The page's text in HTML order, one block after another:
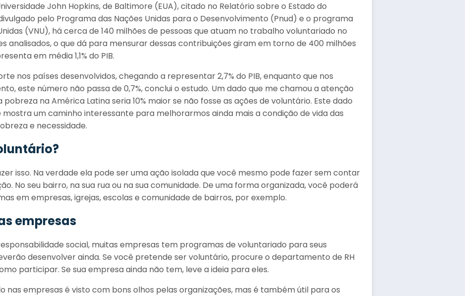
John Hopkins, de Baltimore (EUA), citado no Relatório sobre o Estado do
pelo Programa das Nações Unidas para o Desenvolvimento (Pnud) e o programa
(VNU), há cerca de 140 milhões de pessoas que atuam no trabalho voluntariado no
analisados, o que dá para mensurar dessas contribuições giram em torno de 400 milhões
em média 1,1% do PIB.
nos países desenvolvidos, chegando a representar 2,7% do PIB, enquanto que nos
este número não passa de 0,7%, conclui o estudo. Um dado que me chamou a atenção
na América Latina seria 10% maior se não fosse as ações de voluntário. Este dado
um caminho interessante para melhorarmos ainda mais a condição de vida das
e necessidade.
isso. Na verdade ela pode ser uma ação isolada que você mesmo pode fazer sem contar
No seu bairro, na sua rua ou na sua comunidade. De uma forma organizada, você poderá
em empresas, igrejas, escolas e comunidade de bairros, por exemplo.
empresas
social, muitas empresas tem programas de voluntariado para seus
desenvolver ainda. Se você pretende ser voluntário, procure o departamento de RH
participar. Se sua empresa ainda não tem, leve a ideia para eles.
nas empresas é visto com bons olhos pelas organizações, mas é também útil para os